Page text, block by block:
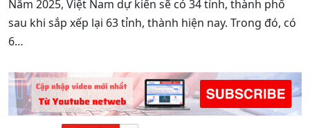
Năm 2025, Việt Nam dự kiến sẽ có 34 tỉnh, thành phố
sau khi sắp xếp lại 63 tỉnh, thành hiện nay. Trong đó, có
6…